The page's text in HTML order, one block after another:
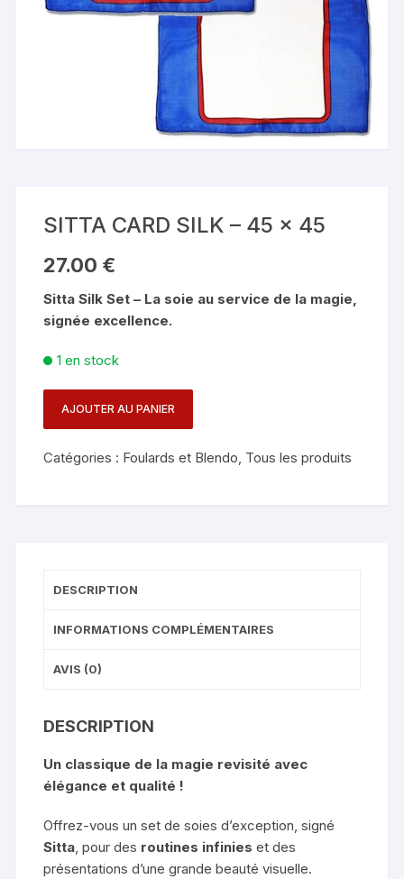
SITTA CARD SILK – 45 x 45
27.00 €
Sitta Silk Set – La soie au service de la magie,
signée excellence.
1 en stock
SITTA
45
AJOUTER AU PANIER
Catégories : Foulards et Blendo, Tous les produits
DESCRIPTION
INFORMATIONS COMPLÉMENTAIRES
AVIS (0)
DESCRIPTION
Un classique de la magie revisité avec
élégance et qualité !
Offrez-vous un set de soies d’exception, signé
Sitta, pour des routines infinies et des
présentations d’une grande beauté visuelle.